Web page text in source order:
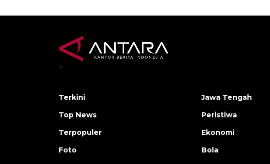
>
Terkini
Top News
Terpopuler
Foto
Jawa Tengah
Peristiwa
Ekonomi
Bola